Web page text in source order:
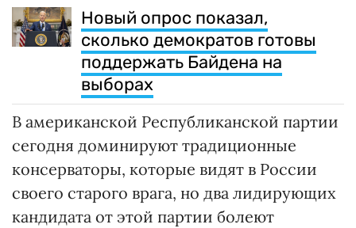
Новый опрос показал,
сколько демократов готовы
поддержать Байдена на
выборах
В американской Республиканской партии
сегодня доминируют традиционные
консерваторы, которые видят в России
своего старого врага, но два лидирующих
кандидата от этой партии болеют